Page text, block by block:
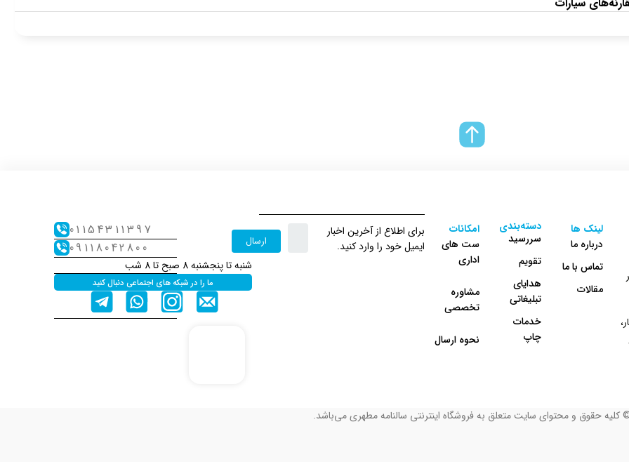
لینک ها
درباره ما
تماس با ما
مقالات
دسته‌بندی
سررسید
تقویم
هدایای
تبلیغاتی
خدمات
چاپ
امکانات
ست های
اداری
مشاوره
تخصصی
نحوه ارسال
برای اطلاع از آخرین اخبار
ایمیل خود را وارد کنید.
ارسال
01154311397
09118042800
شنبه تا پنجشنبه 8 صبح تا 8 شب
ما را در شبکه های اجتماعی دنبال کنید
کلیه حقوق و محتوای سایت متعلق به فروشگاه اینترنتی سالنامه مطهری می‌باشد.